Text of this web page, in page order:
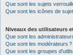
Que sont les sujets
Que sont les icônes de
Niveaux des utilisateurs
Que sont les
Que sont les modérateurs ?
Que sont les groupes